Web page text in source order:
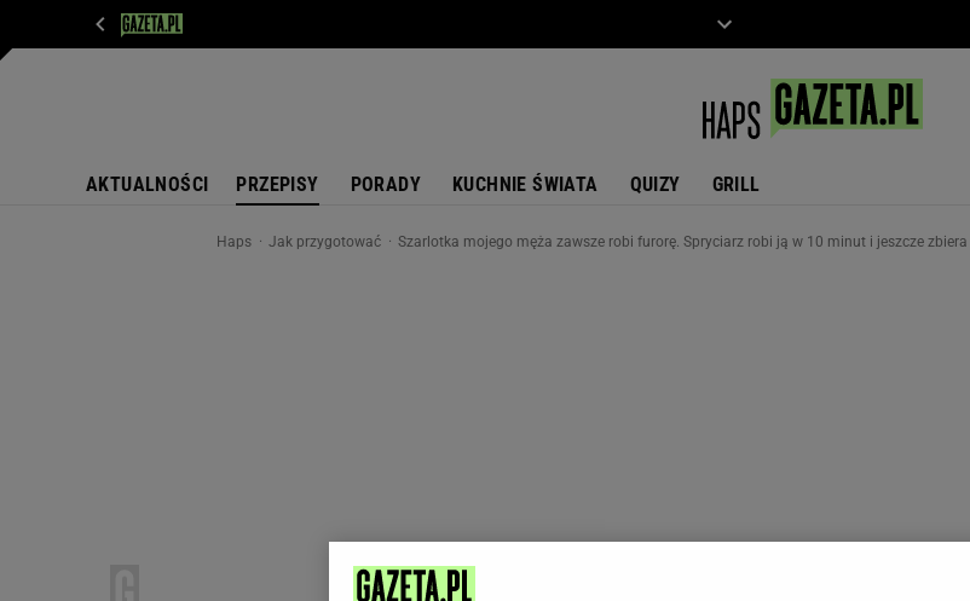
AKTUALNOŚCI PRZEPISY PORADY KUCHNIE ŚWIATA QUIZY GRILL
Haps Jak przygotować Szarlotka mojego męża zawsze robi furorę. Spryciarz robi ją w 10 minut i jeszcze